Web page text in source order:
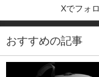
Xでフォ
おすすめの記事